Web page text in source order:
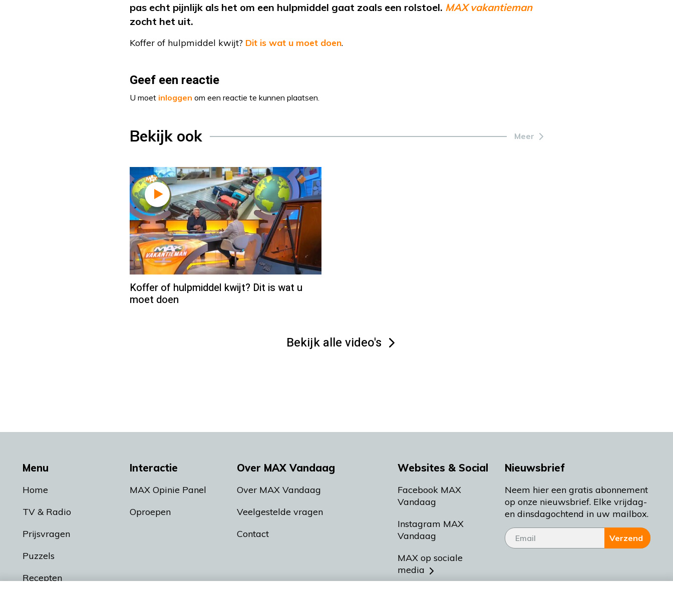
pas echt pijnlijk als het om een hulpmiddel gaat zoals een rolstoel. MAX vakantieman
zocht het uit.
Koffer of hulpmiddel kwijt? Dit is wat u moet doen.
Geef een reactie
U moet inloggen om een reactie te kunnen plaatsen.
Bekijk ook Meer
Koffer of hulpmiddel kwijt? Dit is wat u
moet doen
Bekijk alle video's
Menu
Home
TV & Radio
Prijsvragen
Puzzels
Recepten
Interactie
MAX Opinie Panel
Oproepen
Over MAX Vandaag
Over MAX Vandaag
Veelgestelde vragen
Contact
Websites & Social
Facebook MAX
Vandaag
Instagram MAX
Vandaag
MAX op sociale
media
Nieuwsbrief
Neem hier een gratis abonnement
op onze nieuwsbrief. Elke vrijdag-
en dinsdagochtend in uw mailbox.
Verzend